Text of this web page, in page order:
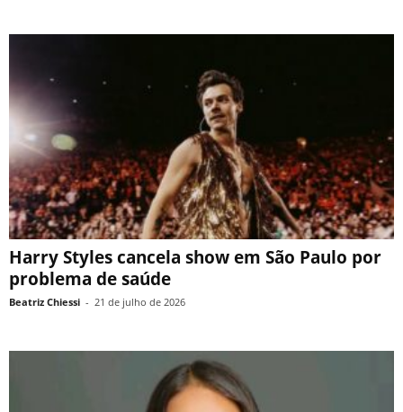
Harry Styles cancela show em São Paulo por
problema de saúde
Beatriz Chiessi - 21 de julho de 2026